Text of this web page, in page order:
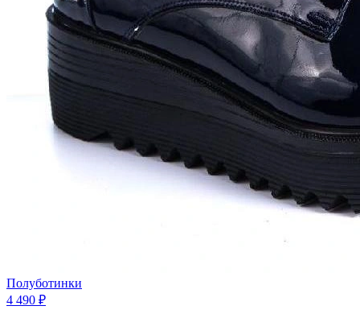
Полуботинки
4 490 ₽